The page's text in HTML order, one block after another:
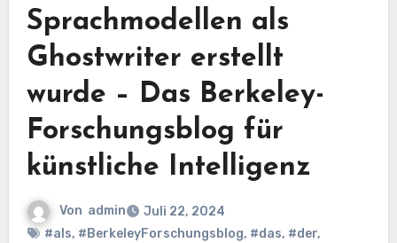
Sprachmodellen als
Ghostwriter erstellt
wurde – Das Berkeley-
Forschungsblog für
künstliche Intelligenz
Von admin
Juli 22, 2024
#als, #BerkeleyForschungsblog, #das, #der,